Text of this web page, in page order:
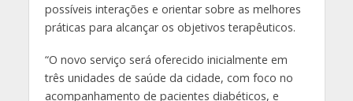
possíveis interações e orientar sobre as melhores
práticas para alcançar os objetivos terapêuticos.
“O novo serviço será oferecido inicialmente em
três unidades de saúde da cidade, com foco no
acompanhamento de pacientes diabéticos, e